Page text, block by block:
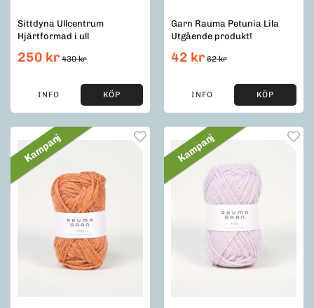
Sittdyna Ullcentrum
Hjärtformad i ull
250 kr 430 kr
INFO KÖP
Garn Rauma Petunia Lila
Utgående produkt!
42 kr 62 kr
INFO KÖP
Kampanj Kampanj